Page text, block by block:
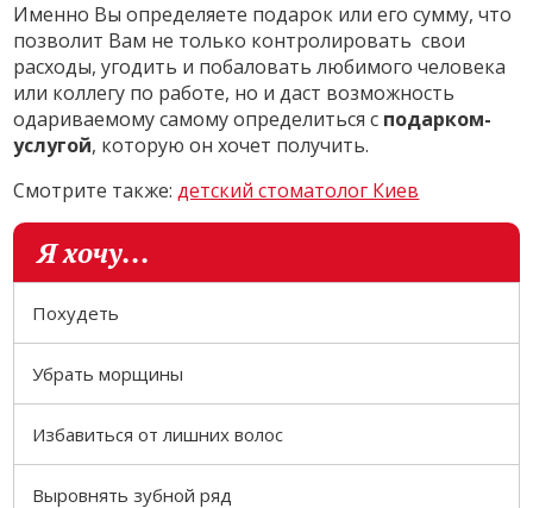
Именно Вы определяете подарок или его сумму, что
позволит Вам не только контролировать свои
расходы, угодить и побаловать любимого человека
или коллегу по работе, но и даст возможность
одариваемому самому определиться с подарком-
услугой, которую он хочет получить.
Смотрите также:детский стоматолог Киев
Я хочу...
Похудеть
Убрать морщины
Избавиться от лишних волос
Выровнять зубной ряд